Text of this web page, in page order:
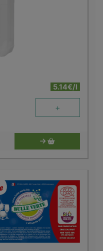
5.14€/l
+